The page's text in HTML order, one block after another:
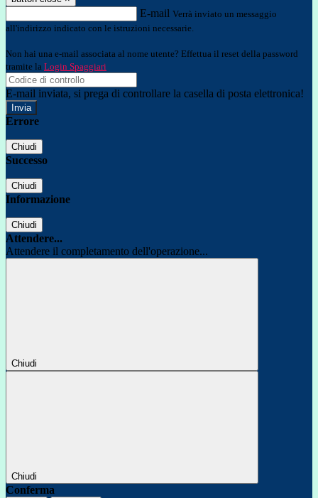
E-mail Verrà inviato un messaggio
all'indirizzo indicato con le istruzioni necessarie.
Non hai una e-mail associata al nome utente? Effettua il reset della password
tramite la Login Spaggiari
E-mail inviata, si prega di controllare la casella di posta elettronica!
Errore
Chiudi
Successo
Chiudi
Informazione
Chiudi
Attendere...
Attendere il completamento dell'operazione...
Chiudi
Chiudi
Conferma